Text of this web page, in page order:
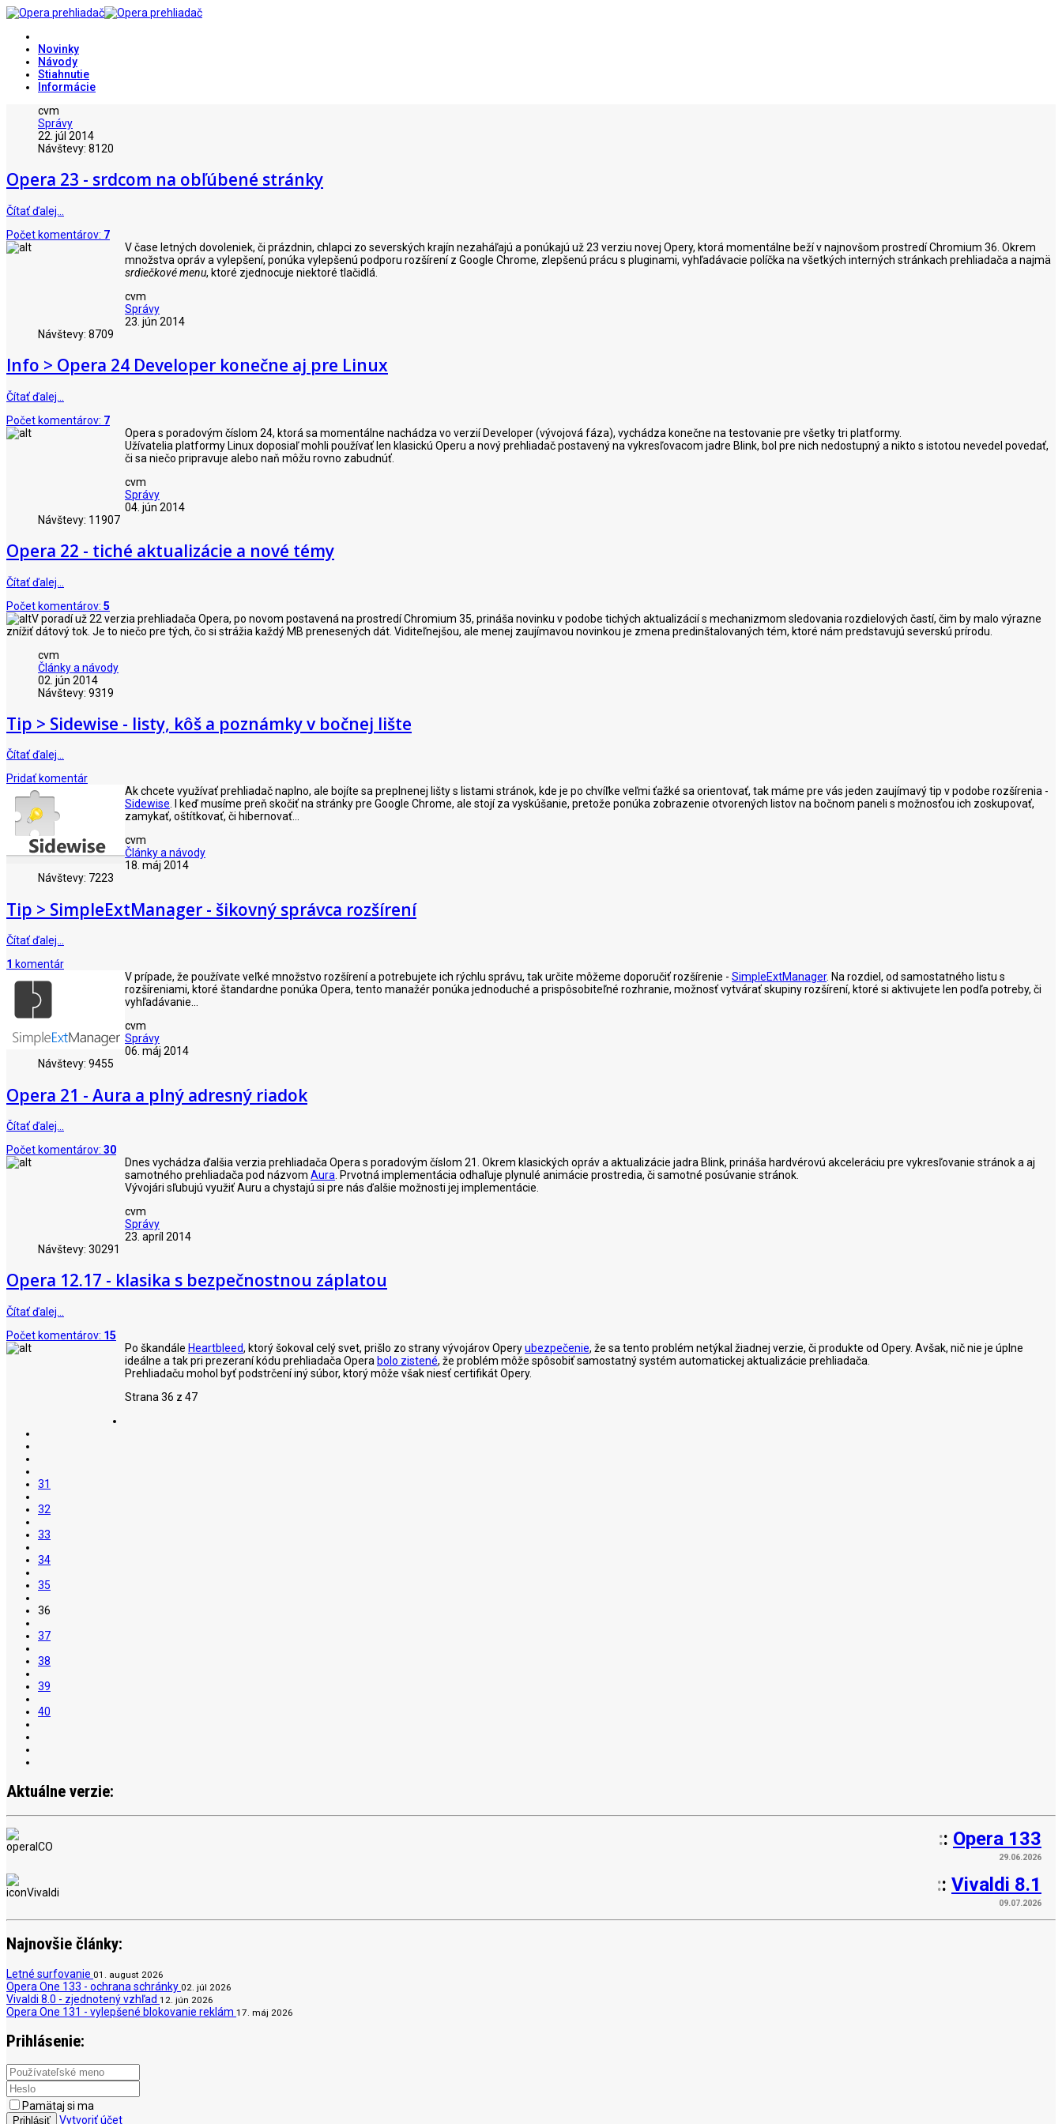
Novinky
Návody
Stiahnutie
Informácie
cvm
Správy
22. júl 2014
Návštevy: 8120
Opera 23 - srdcom na obľúbené stránky
Čítať ďalej…
Počet komentárov: 7
V čase letných dovoleniek, či prázdnin, chlapci zo severských krajín nezaháľajú a ponúkajú už 23 verziu novej Opery, ktorá momentálne beží v najnovšom prostredí Chromium 36. Okrem
množstva opráv a vylepšení, ponúka vylepšenú podporu rozšírení z Google Chrome, zlepšenú prácu s pluginami, vyhľadávacie políčka na všetkých interných stránkach prehliadača a najmä
srdiečkové menu, ktoré zjednocuje niektoré tlačidlá.
cvm
Správy
23. jún 2014
Návštevy: 8709
Info > Opera 24 Developer konečne aj pre Linux
Čítať ďalej…
Počet komentárov: 7
Opera s poradovým číslom 24, ktorá sa momentálne nachádza vo verzií Developer (vývojová fáza), vychádza konečne na testovanie pre všetky tri platformy.
Užívatelia platformy Linux doposiaľ mohli používať len klasickú Operu a nový prehliadač postavený na vykresľovacom jadre Blink, bol pre nich nedostupný a nikto s istotou nevedel povedať,
či sa niečo pripravuje alebo naň môžu rovno zabudnúť.
cvm
Správy
04. jún 2014
Návštevy: 11907
Opera 22 - tiché aktualizácie a nové témy
Čítať ďalej…
Počet komentárov: 5
V poradí už 22 verzia prehliadača Opera, po novom postavená na prostredí Chromium 35, prináša novinku v podobe tichých aktualizácií s mechanizmom sledovania rozdielových častí, čim by malo výrazne
znížiť dátový tok. Je to niečo pre tých, čo si strážia každý MB prenesených dát. Viditeľnejšou, ale menej zaujímavou novinkou je zmena predinštalovaných tém, ktoré nám predstavujú severskú prírodu.
cvm
Články a návody
02. jún 2014
Návštevy: 9319
Tip > Sidewise - listy, kôš a poznámky v bočnej lište
Čítať ďalej…
Pridať komentár
Ak chcete využívať prehliadač naplno, ale bojíte sa preplnenej lišty s listami stránok, kde je po chvíľke veľmi ťažké sa orientovať, tak máme pre vás jeden zaujímavý tip v podobe rozšírenia -
Sidewise. I keď musíme preň skočiť na stránky pre Google Chrome, ale stojí za vyskúšanie, pretože ponúka zobrazenie otvorených listov na bočnom paneli s možnosťou ich zoskupovať,
zamykať, oštítkovať, či hibernovať...
cvm
Články a návody
18. máj 2014
Návštevy: 7223
Tip > SimpleExtManager - šikovný správca rozšírení
Čítať ďalej…
1 komentár
V prípade, že používate veľké množstvo rozšírení a potrebujete ich rýchlu správu, tak určite môžeme doporučiť rozšírenie - SimpleExtManager. Na rozdiel, od samostatného listu s
rozšíreniami, ktoré štandardne ponúka Opera, tento manažér ponúka jednoduché a prispôsobiteľné rozhranie, možnosť vytvárať skupiny rozšírení, ktoré si aktivujete len podľa potreby, či
vyhľadávanie...
cvm
Správy
06. máj 2014
Návštevy: 9455
Opera 21 - Aura a plný adresný riadok
Čítať ďalej…
Počet komentárov: 30
Dnes vychádza ďalšia verzia prehliadača Opera s poradovým číslom 21. Okrem klasických opráv a aktualizácie jadra Blink, prináša hardvérovú akceleráciu pre vykresľovanie stránok a aj
samotného prehliadača pod názvom Aura . Prvotná implementácia odhaľuje plynulé animácie prostredia, či samotné posúvanie stránok.
Vývojári sľubujú využiť Auru a chystajú si pre nás ďalšie možnosti jej implementácie.
cvm
Správy
23. apríl 2014
Návštevy: 30291
Opera 12.17 - klasika s bezpečnostnou záplatou
Čítať ďalej…
Počet komentárov: 15
Po škandále Heartbleed, ktorý šokoval celý svet, prišlo zo strany vývojárov Operyubezpečenie, že sa tento problém netýkal žiadnej verzie, či produkte od Opery. Avšak, nič nie je úplne
ideálne a tak pri prezeraní kódu prehliadača Opera bolo zistené, že problém môže spôsobiť samostatný systém automatickej aktualizácie prehliadača.
Prehliadaču mohol byť podstrčení iný súbor, ktorý môže však niesť certifikát Opery.
Strana 36 z 47
31
32
33
34
35
36
37
38
39
40
Aktuálne verzie:
:: Opera 133
29.06.2026
:: Vivaldi 8.1
09.07.2026
Najnovšie články:
Letné surfovanie 01. august 2026
Opera One 133 - ochrana schránky 02. júl 2026
Vivaldi 8.0 - zjednotený vzhľad 12. jún 2026
Opera One 131 - vylepšené blokovanie reklám 17. máj 2026
Prihlásenie:
Pamätaj si ma
Prihlásiť Vytvoriť účet